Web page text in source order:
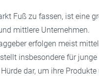
Fuß zu fassen, ist eine
mittlere Unternehmen.
erfolgen meist
insbesondere für junge
dar, um ihre Produkte